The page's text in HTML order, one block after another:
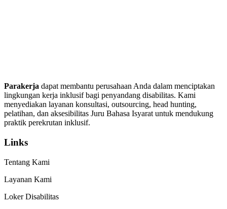
Parakerja dapat membantu perusahaan Anda dalam menciptakan
lingkungan kerja inklusif bagi penyandang disabilitas. Kami
menyediakan layanan konsultasi, outsourcing, head hunting,
pelatihan, dan aksesibilitas Juru Bahasa Isyarat untuk mendukung
praktik perekrutan inklusif.
Links
Tentang Kami
Layanan Kami
Loker Disabilitas